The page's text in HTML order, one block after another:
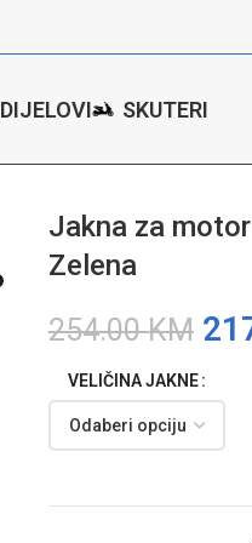
DIJELOVI SKUTERI
Jakna za
Zelena
254.00KM
VELIČINA JAKNE